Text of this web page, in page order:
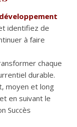
identifiez de
à faire
chaque
durable.
moyen et long
en suivant le
Succès